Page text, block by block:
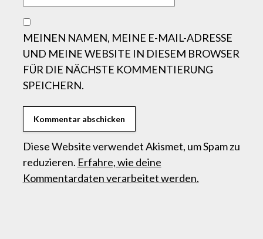
MEINEN NAMEN, MEINE E-MAIL-ADRESSE
UND MEINE WEBSITE IN DIESEM BROWSER
FÜR DIE NÄCHSTE KOMMENTIERUNG
SPEICHERN.
Diese Website verwendet Akismet, um Spam zu
reduzieren. Erfahre, wie deine
Kommentardaten verarbeitet werden.